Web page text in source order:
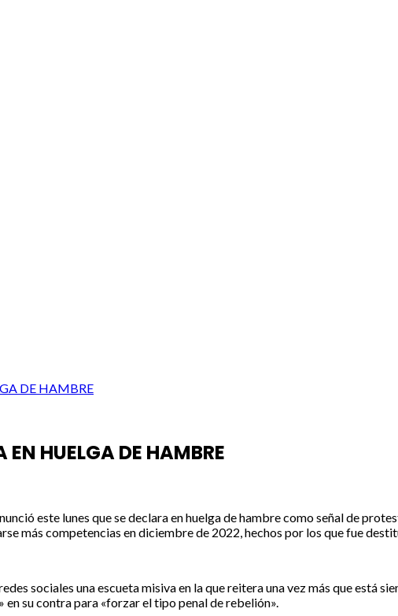
DE HAMBRE
EN HUELGA DE HAMBRE
este lunes que se declara en huelga de hambre como señal de
más competencias en diciembre de 2022, hechos por los que fue
sociales una escueta misiva en la que reitera una vez más que está
su contra para «forzar el tipo penal de rebelión».